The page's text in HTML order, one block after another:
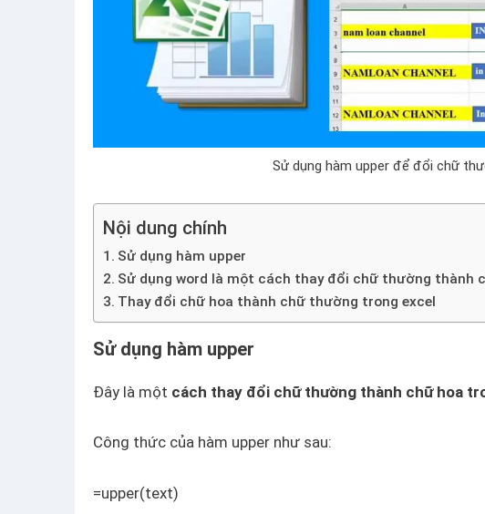
Sử dụng hàm upper để đổi chữ
Nội dung chính
Sử dụng hàm upper
Sử dụng word là một cách thay đổi chữ thường thành
Thay đổi chữ hoa thành chữ thường trong excel
Sử dụng hàm upper
Đây là một cách thay đổi chữ thường thành chữ hoa
Công thức của hàm upper như sau:
=upper(text)